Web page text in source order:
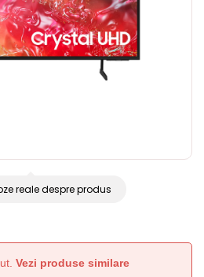
reale despre produs
Vezi produse similare